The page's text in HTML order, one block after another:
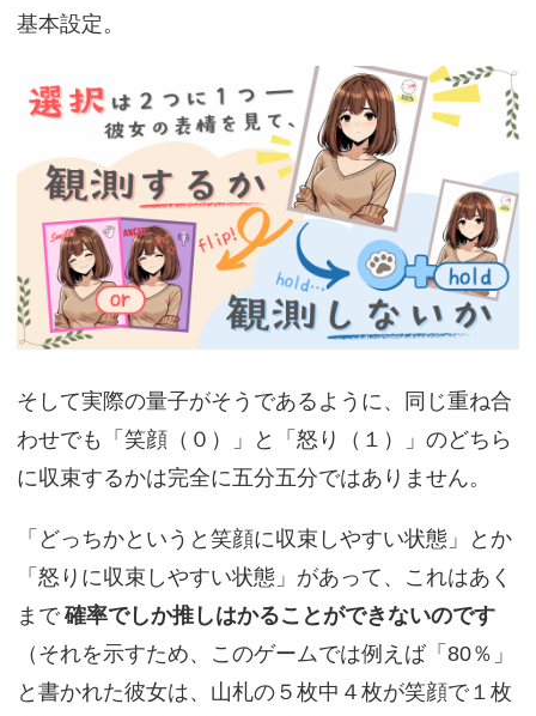
基本設定。
そして実際の量子がそうであるように、同じ重ね合
わせでも「笑顔（０）」と「怒り（１）」のどちら
に収束するかは完全に五分五分ではありません。
「どっちかというと笑顔に収束しやすい状態」とか
「怒りに収束しやすい状態」があって、これはあく
まで確率でしか推しはかることができないのです
（それを示すため、このゲームでは例えば「80％」
と書かれた彼女は、山札の５枚中４枚が笑顔で１枚